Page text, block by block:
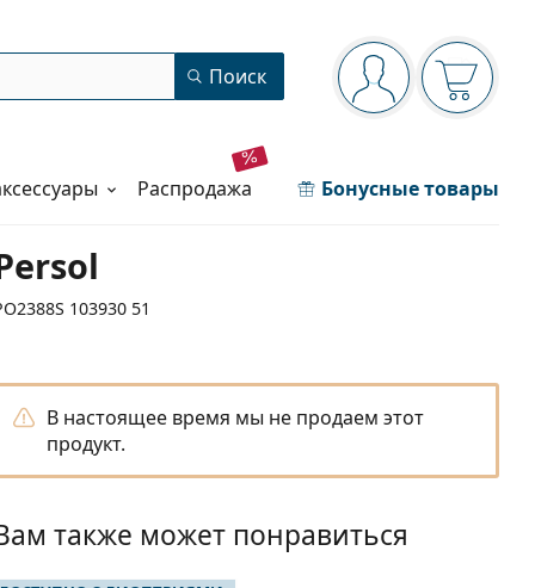
Панель навигации
Вы вошли вВаша
Поиск
распродажа Бонусные товары
103930 51
В настоящее время мы не продаем этот
продукт.
также может понравиться